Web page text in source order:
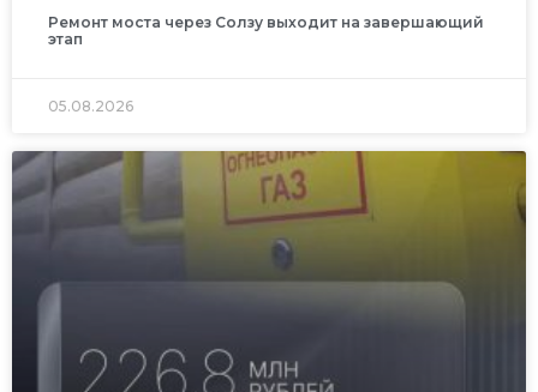
Ремонт моста через Солзу выходит на завершающий
этап
05.08.2026